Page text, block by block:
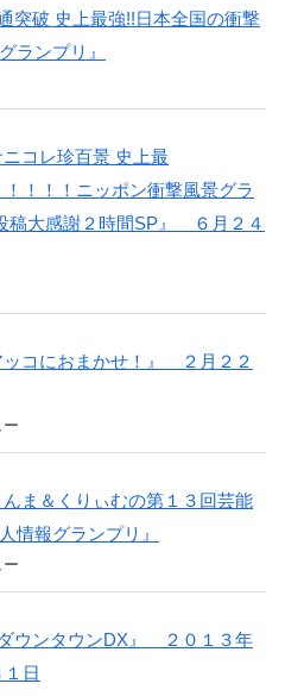
突破 史上最強!!日本全国の衝撃
ランプリ』
ニコレ珍百景 史上最
！！！ニッポン衝撃風景グラ
稿大感謝２時間SP』 ６月２４
ッコにおまかせ！』 ２月２２
んま＆くりぃむの第１３回芸能
情報グランプリ』
ダウンタウンDX』 ２０１３年
１日